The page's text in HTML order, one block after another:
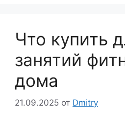
Что купить
занятий
дома
21.09.2025 от Dmitry